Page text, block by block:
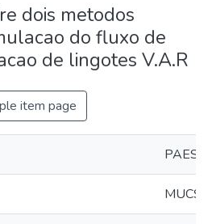
dois metodos
do fluxo de
de lingotes V.A.R
item page
PAES